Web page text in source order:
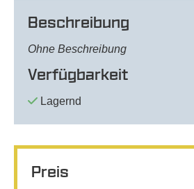
Beschreibung
Ohne Beschreibung
Verfügbarkeit
Lagernd
Preis